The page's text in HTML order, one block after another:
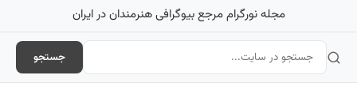
مجله نورگرام مرجع بیوگرافی هنرمندان در ایران
جستجو